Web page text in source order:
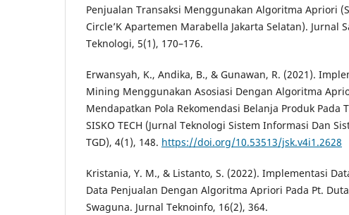
Penjualan Transaksi Menggunakan Algoritma Apriori
Circle’K Apartemen Marabella Jakarta Selatan). Jurnal
Teknologi, 5(1), 170–176.
Erwansyah, K., Andika, B., & Gunawan, R. (2021).
Mining Menggunakan Asosiasi Dengan Algoritma
Mendapatkan Pola Rekomendasi Belanja Produk Pada
SISKO TECH (Jurnal Teknologi Sistem Informasi Dan
TGD), 4(1), 148. https://doi.org/10.53513/jsk.v4i1.2628
Kristania, Y. M., & Listanto, S. (2022). Implementasi
Data Penjualan Dengan Algoritma Apriori Pada Pt.
Swaguna. Jurnal Teknoinfo, 16(2), 364.